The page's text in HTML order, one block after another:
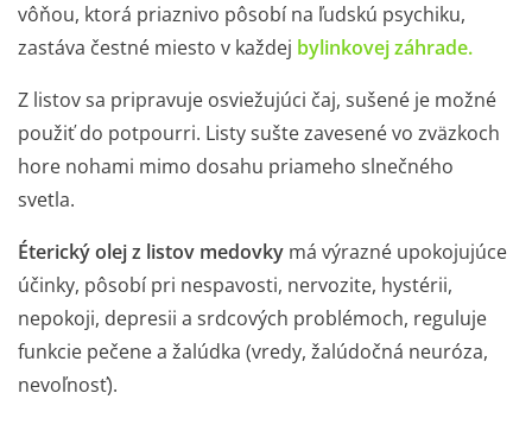
vôňou, ktorá priaznivo pôsobí na ľudskú psychiku,
zastáva čestné miesto v každej bylinkovej záhrade.
Z listov sa pripravuje osviežujúci čaj, sušené je možné
použiť do potpourri. Listy sušte zavesené vo zväzkoch
hore nohami mimo dosahu priameho slnečného
svetla.
Éterický olej z listov medovky má výrazné upokojujúce
účinky, pôsobí pri nespavosti, nervozite, hystérii,
nepokoji, depresii a srdcových problémoch, reguluje
funkcie pečene a žalúdka (vredy, žalúdočná neuróza,
nevoľnosť).